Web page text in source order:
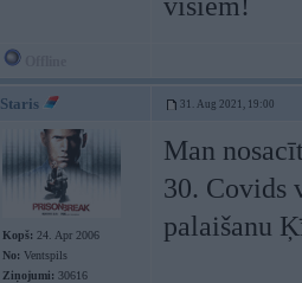
Staris 31. Aug 2021, 19:00
Kopš: 24. Apr 2006
No: Ventspils
Ziņojumi: 30616
Man
30. Covids
palaišanu